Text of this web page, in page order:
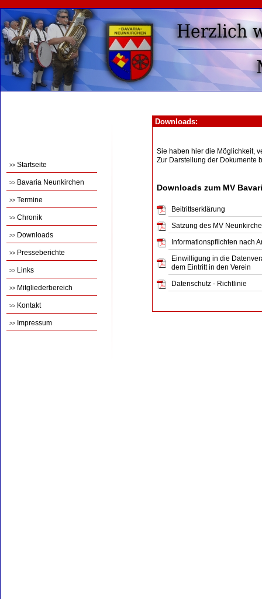
>> Startseite
>> Bavaria Neunkirchen
>> Termine
>> Chronik
>> Downloads
>> Presseberichte
>> Links
>> Mitgliederbereich
>> Kontakt
>> Impressum
Downloads:
Sie haben hier die Möglichkeit,
Zur Darstellung der Dokumente
Downloads zum MV
Beitrittserklärung
Satzung des MV
Informationspflichten nach
Einwilligung in die
dem Eintritt in den Verein
Datenschutz - Richtlinie